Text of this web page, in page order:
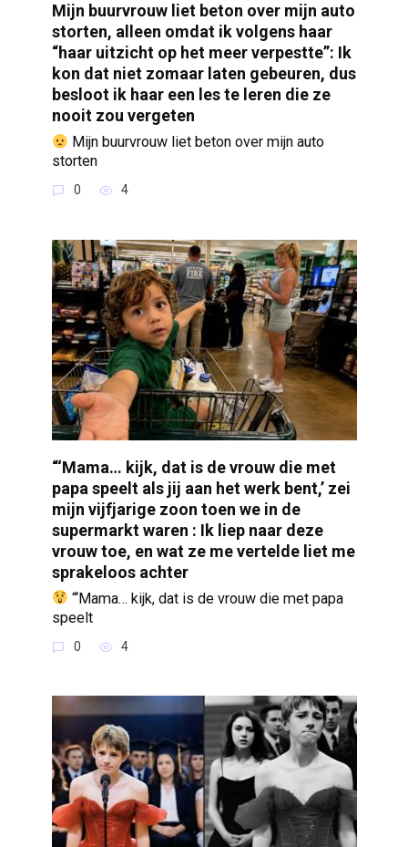
Mijn buurvrouw liet beton over mijn auto
storten, alleen omdat ik volgens haar
“haar uitzicht op het meer verpestte”: Ik
kon dat niet zomaar laten gebeuren, dus
besloot ik haar een les te leren die ze
nooit zou vergeten
Mijn buurvrouw liet beton over mijn auto
storten
0 4
“‘Mama… kijk, dat is de vrouw die met
papa speelt als jij aan het werk bent,’ zei
mijn vijfjarige zoon toen we in de
supermarkt waren : Ik liep naar deze
vrouw toe, en wat ze me vertelde liet me
sprakeloos achter
“‘Mama… kijk, dat is de vrouw die met papa
speelt
0 4